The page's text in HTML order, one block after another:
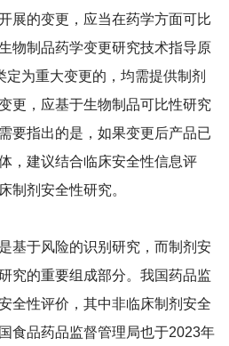
展的变更，应当在药学方面可比
物制品药学变更研究技术指导原
定为重大变更的，均需提供制剂
更，应基于生物制品可比性研究
要指出的是，如果变更后产品已
，建议结合临床安全性信息评
制剂安全性研究。
基于风险的识别研究，而制剂安
究的重要组成部分。我国药品监
全性评价，其中非临床制剂安全
食品药品监督管理局也于2023年